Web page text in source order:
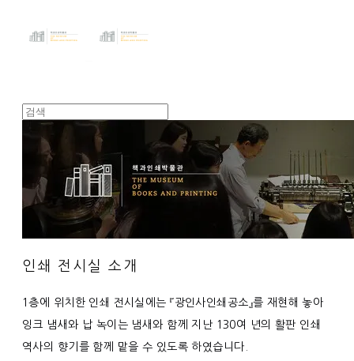
인쇄 전시실 소개
1층에 위치한 인쇄 전시실에는 『광인사인쇄공소』를 재현해 놓아
잉크 냄새와 납 녹이는 냄새와 함께 지난 130여 년의 활판 인쇄
역사의 향기를 함께 맡을 수 있도록 하였습니다.